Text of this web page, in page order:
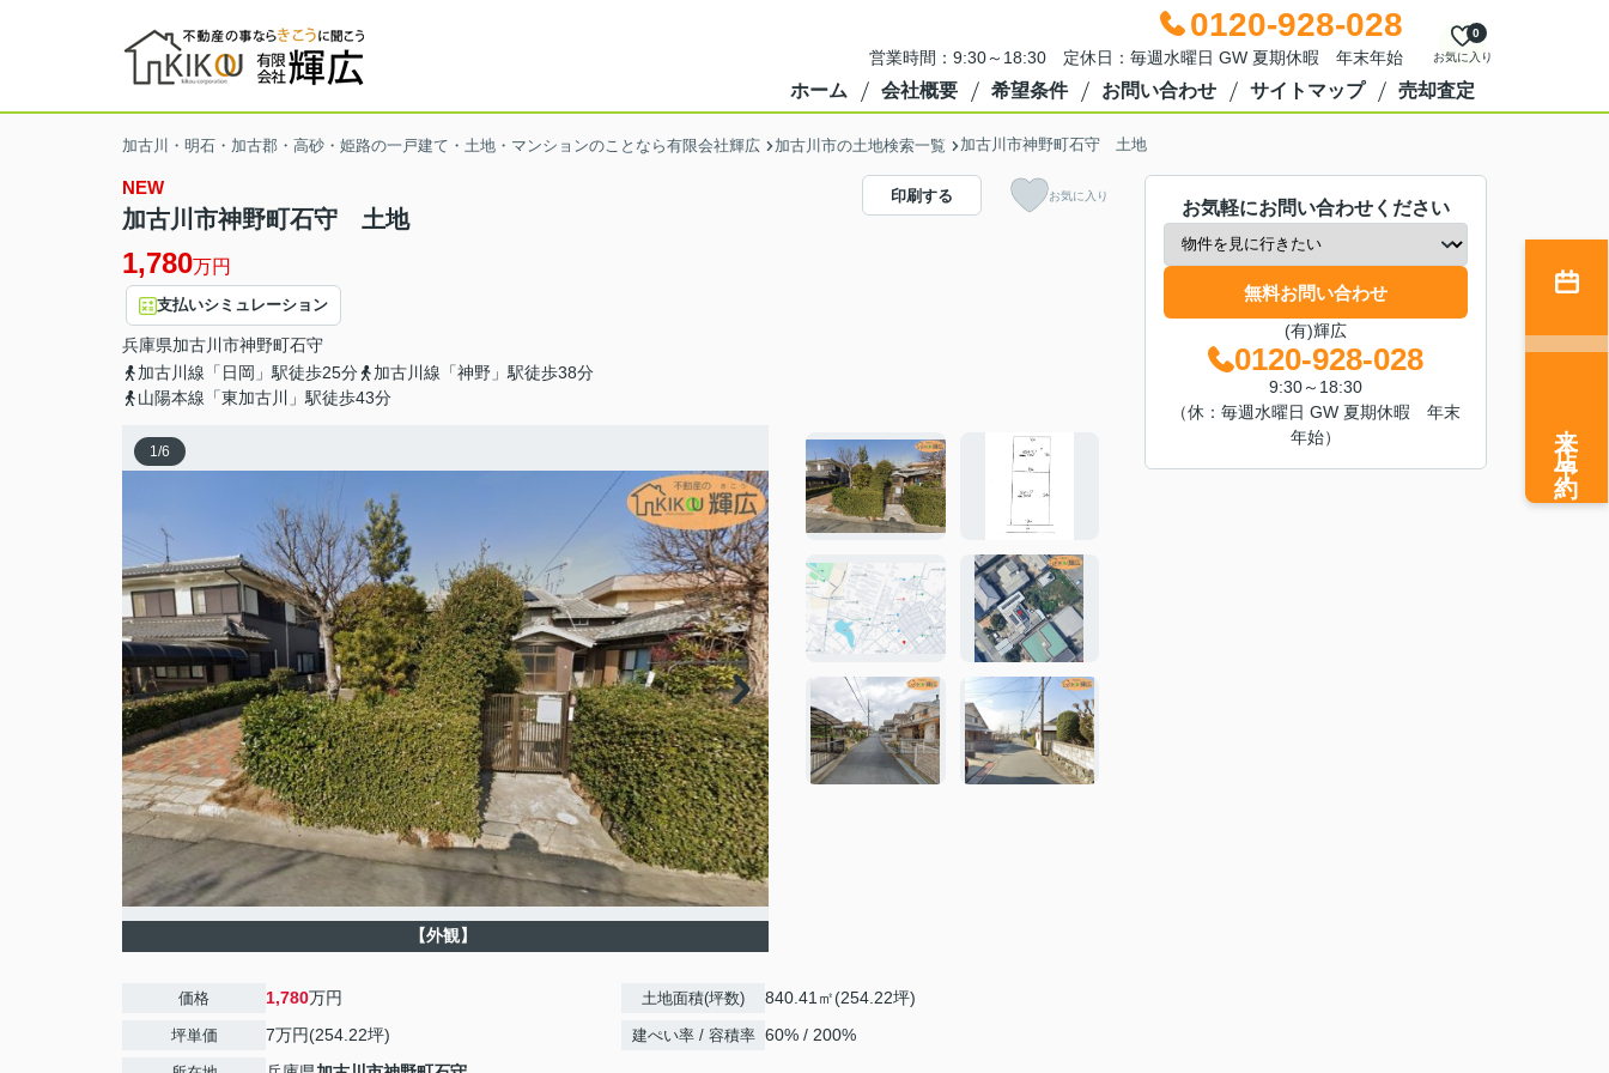
0120-928-028
営業時間：9:30～18:30 定休日：毎週水曜日 GW 夏期休暇 年末年始 お気に入り
0
ホーム 会社概要 希望条件 お問い合わせ サイトマップ 売却査定
加古川・明石・加古郡・高砂・姫路の一戸建て・土地・マンションのことなら有限会社輝広 加古川市の土地検索一覧 加古川市神野町石守 土地
NEW
加古川市神野町石守 土地
1,780万円
支払いシミュレーション
兵庫県加古川市神野町石守
加古川線「日岡」駅徒歩25分
加古川線「神野」駅徒歩38分
山陽本線「東加古川」駅徒歩43分
印刷する お気に入り
1/6
【外観】
価格 1,780万円
坪単価 7万円(254.22坪)
土地面積(坪数) 840.41㎡(254.22坪)
建ぺい率 / 容積率 60% / 200%
お気軽にお問い合わせください
無料お問い合わせ
(有)輝広
0120-928-028
9:30～18:30
（休：毎週水曜日 GW 夏期休暇 年末
年始）
来店予約